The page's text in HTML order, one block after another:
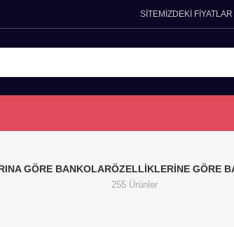
SİTEMİZDEKİ
GÖRE BANKOLARÖZELLIKLERINE GÖRE
255 Ürünler